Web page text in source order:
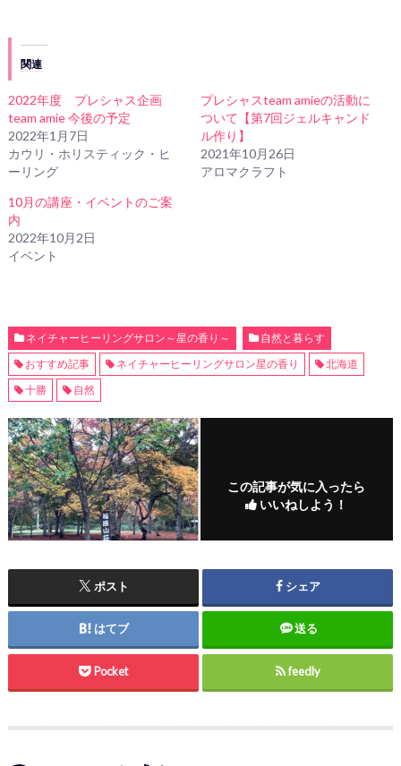
関連
2022年度 プレシャス企画
team amie 今後の予定
2022年1月7日
カウリ・ホリスティック・ヒ
ーリング
プレシャスteam amieの活動に
ついて【第7回ジェルキャンド
ル作り】
2021年10月26日
アロマクラフト
10月の講座・イベントのご案
内
2022年10月2日
イベント
ネイチャーヒーリングサロン～星の香り～
自然と暮らす
おすすめ記事
ネイチャーヒーリングサロン星の香り
北海道
十勝
自然
この記事が気に入ったら
いいねしよう！
ポスト シェア
はてブ 送る
Pocket feedly